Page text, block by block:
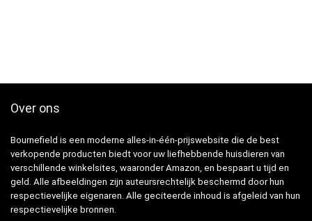
Over ons
Bournefield is een moderne alles-in-één-prijswebsite die de best
verkopende producten biedt voor uw liefhebbende huisdieren van
verschillende winkelsites, waaronder Amazon, en bespaart u tijd en
geld. Alle afbeeldingen zijn auteursrechtelijk beschermd door hun
respectievelijke eigenaren. Alle geciteerde inhoud is afgeleid van hun
respectievelijke bronnen.